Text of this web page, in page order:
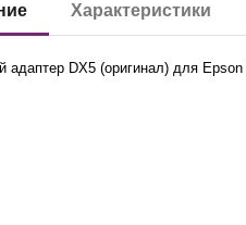
Характеристики
адаптер DX5 (оригинал) для